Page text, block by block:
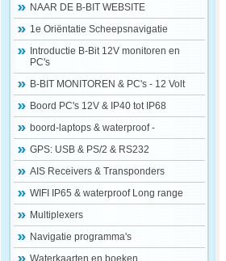
NAAR DE B-BIT WEBSITE
1e Oriëntatie Scheepsnavigatie
Introductie B-Bit 12V monitoren en
PC's
B-BIT MONITOREN & PC's - 12 Volt
Boord PC's 12V & IP40 tot IP68
boord-laptops & waterproof -
GPS: USB & PS/2 & RS232
AIS Receivers & Transponders
WIFI IP65 & waterproof Long range
Multiplexers
Navigatie programma's
Waterkaarten en boeken